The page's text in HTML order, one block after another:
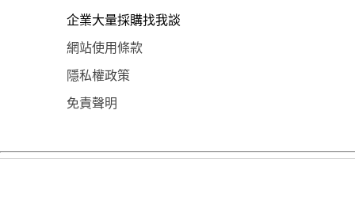
企業大量採購找我談
網站使用條款
隱私權政策
免責聲明